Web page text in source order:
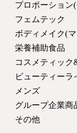
プロポーション
フェムテック
ボディメイク(
栄養補助食品
コスメティック
ビューティーラ
メンズ
グループ企業商
その他